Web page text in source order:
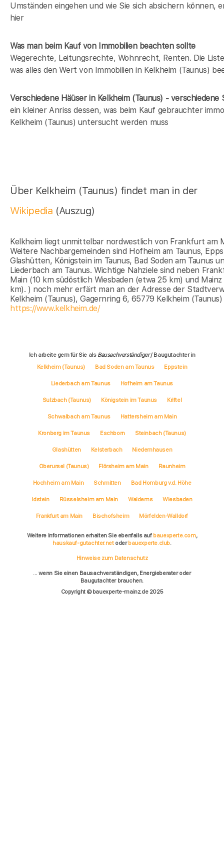
Umständen eingehen und wie Sie sich absichern können,
hier
Was man beim Kauf von Immobilien beachten sollte
Wegerechte, Leitungsrechte, Wohnrecht, Renten. Die
was alles den Wert von Immobilien in Kelkheim (Taunus)
Verschiedene Häüser in Kelkheim (Taunus) - verschiedene
ein kleiner Anriss dessen, was beim Kauf gebrauchter
Kelkheim (Taunus) untersucht werden muss
Über Kelkheim (Taunus) findet man in der
Wikipedia (Auszug)
Kelkheim liegt unmittelbar nordwestlich von Frankfurt am
Weitere Nachbargemeinden sind Hofheim am Taunus,
Glashütten, Königstein im Taunus, Bad Soden am Taunus
Liederbach am Taunus. Wichtige Nahziele sind neben
Main (10 km südöstlich Wiesbaden (etwa 25 km) und
km). ) noch mehr erfärt man an der Adresse der
Kelkheim (Taunus), Gagernring 6, 65779 Kelkheim
https://www.kelkheim.de/
Ich arbeite gern für Sie als Bausachverständiger/ Baugutachter in
Kelkheim (Taunus)
Bad Soden am Taunus Eppstein
Liederbach am Taunus Hofheim am Taunus
Sulzbach (Taunus) Königstein im Taunus Kriftel
Schwalbach am Taunus Hattersheim am Main
Kronberg im Taunus Eschborn Steinbach (Taunus)
Glashütten Kelsterbach Niedernhausen
Oberursel (Taunus) Flörsheim am Main Raunheim
Hochheim am Main Schmitten Bad Homburg v.d. Höhe
Idstein Rüsselsheim am Main Waldems Wiesbaden
Frankfurt am Main Bischofsheim Mörfelden-Walldorf
Weitere Informationen erhalten Sie ebenfalls auf bauexperte.com,
hauskauf-gutachter.netoderbauexperte.club.
Hinweise zum Datenschutz
... wenn Sie einen Bausachverständigen, Energieberater oder
Baugutachter brauchen.
Copyright © bauexperte-mainz.de 2025